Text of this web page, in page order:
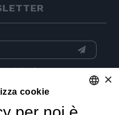
dell'informativae acconsento
ENGLISH
×
cookie